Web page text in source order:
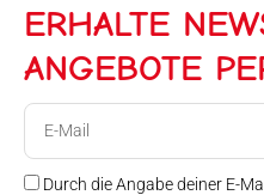
ERHALTE
ANGEBOTE
Durch die Angabe deiner E-